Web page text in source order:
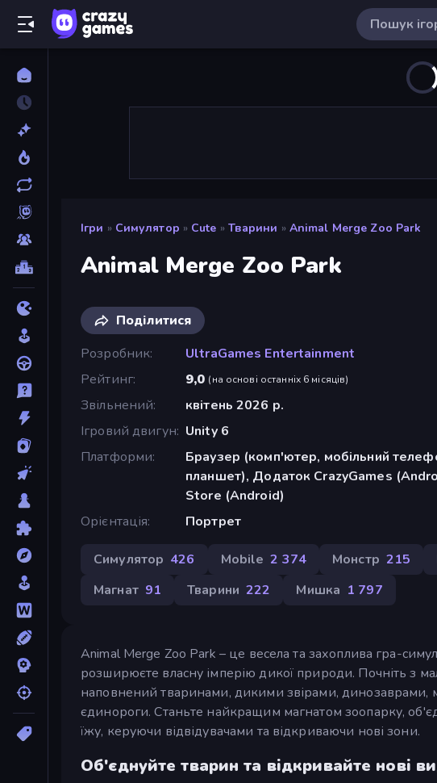
Ігри » Симулятор » Cute » Тварини » Animal Merge Zoo Park
Animal Merge Zoo Park
Поділитися
Розробник
UltraGames Entertainment
Рейтинг
9,0 (на основі останніх 6 місяців)
Звільнений
квітень 2026 р.
Ігровий двигун Unity 6
Платформи
Браузер (комп'ютер, мобільний
планшет), Додаток CrazyGames
Store (Android)
Орієнтація
Портрет
Симулятор 426 Mobile 2 374 Монстр 215
Магнат 91 Тварини 222 Мишка 1 797
Animal Merge Zoo Park – це весела та захоплива гра-
розширюєте власну імперію дикої природи. Почніть з
наповнений тваринами, дикими звірами, динозаврами,
єдинороги. Станьте найкращим магнатом зоопарку,
їжу, керуючи відвідувачами та відкриваючи нові зони.
Об'єднуйте тварин та відкривайте нові